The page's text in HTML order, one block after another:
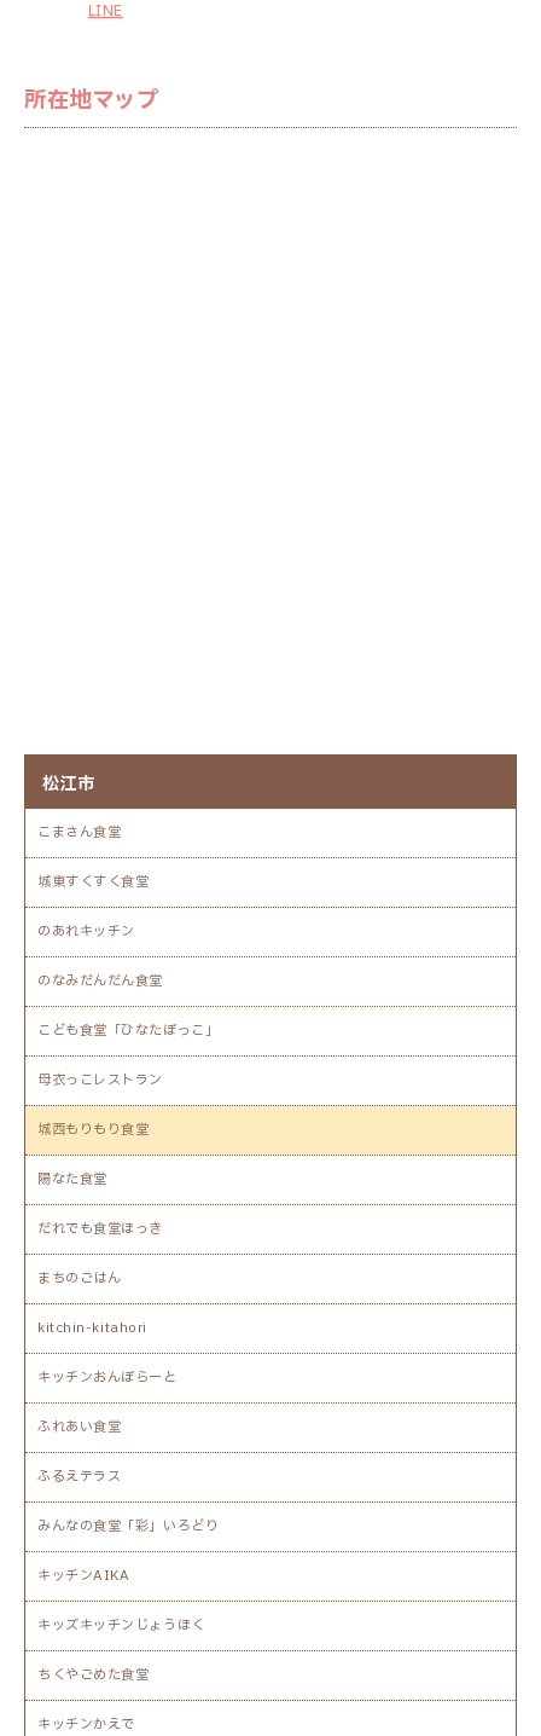
LINE
所在地マップ
松江市
こまさん食堂
城東すくすく食堂
のあれキッチン
のなみだんだん食堂
こども食堂「ひなたぼっこ」
母衣っこレストラン
城西もりもり食堂
陽なた食堂
だれでも食堂ほっき
まちのごはん
kitchin-kitahori
キッチンおんぼらーと
ふれあい食堂
ふるえテラス
みんなの食堂「彩」いろどり
キッチンAIKA
キッズキッチンじょうほく
ちくやごめた食堂
キッチンかえで